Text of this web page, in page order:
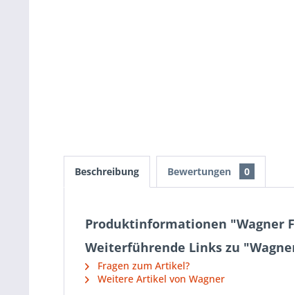
Beschreibung Bewertungen 0
Produktinformationen "Wagner
Weiterführende Links zu
Fragen zum Artikel?
Weitere Artikel von Wagner